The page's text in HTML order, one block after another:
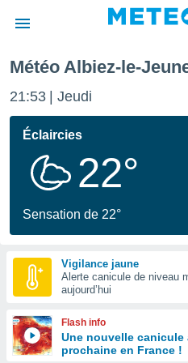
de
Météo Albiez-le-
21:53 Jeudi
Éclaircies
22°
Sensation de 22°
Vigilance jaune
Alerte canicule de niveau
aujourd’hui
Flash info
Une nouvelle canicule
prochaine en France !